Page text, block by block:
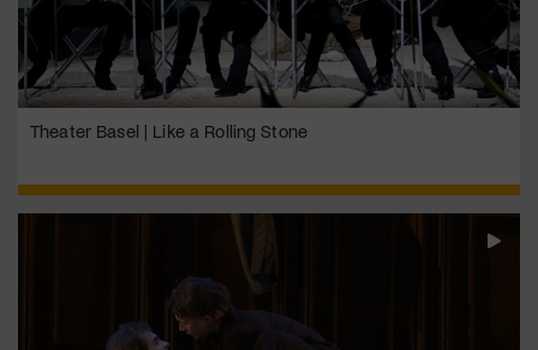
Theater Basel | Like a Rolling Stone